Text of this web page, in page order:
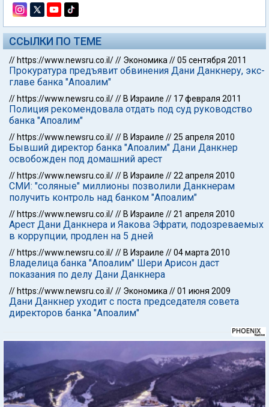
ССЫЛКИ ПО ТЕМЕ
// https://www.newsru.co.il/// Экономика //05 сентября 2011
Прокуратура предъявит обвинения Дани Данкнеру, экс-
главе банка "Апоалим"
// https://www.newsru.co.il/// В Израиле // 17 февраля 2011
Полиция рекомендовала отдать под суд руководство
банка "Апоалим"
// https://www.newsru.co.il/// В Израиле //25 апреля 2010
Бывший директор банка "Апоалим" Дани Данкнер
освобожден под домашний арест
// https://www.newsru.co.il/// В Израиле //22 апреля 2010
СМИ: "соляные" миллионы позволили Данкнерам
получить контроль над банком "Апоалим"
// https://www.newsru.co.il/// В Израиле //21 апреля 2010
Арест Дани Данкнера и Яакова Эфрати, подозреваемых
в коррупции, продлен на 5 дней
// https://www.newsru.co.il/// В Израиле //04 марта 2010
Владелица банка "Апоалим" Шери Арисон даст
показания по делу Дани Данкнера
// https://www.newsru.co.il/// Экономика //01 июня 2009
Дани Данкнер уходит с поста председателя совета
директоров банка "Апоалим"